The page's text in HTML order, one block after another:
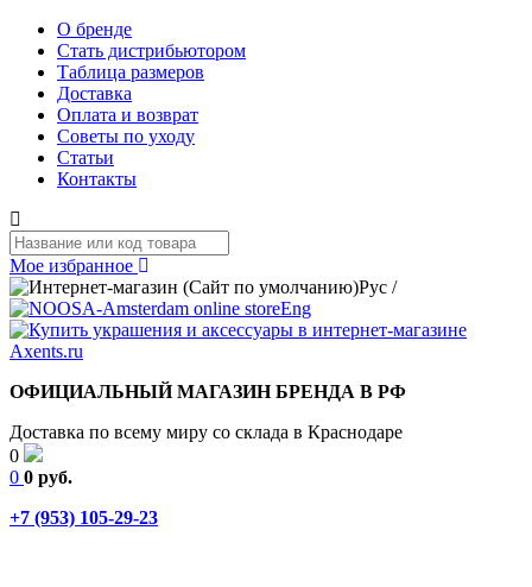
О бренде
Стать дистрибьютором
Таблица размеров
Доставка
Оплата и возврат
Советы по уходу
Статьи
Контакты
Мое избранное
Рус /
Eng
ОФИЦИАЛЬНЫЙ МАГАЗИН БРЕНДА В РФ
Доставка по всему миру со склада в Краснодаре
0
0 0 руб.
+7 (953) 105-29-23